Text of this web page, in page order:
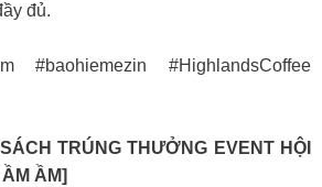
đủ.
#baohiemezin #HighlandsCoffee
TRÚNG THƯỞNG EVENT HỘI
ẦM]